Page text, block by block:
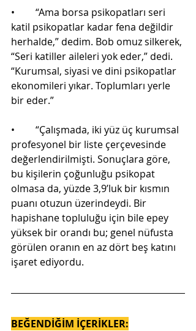
•	“Ama borsa psikopatları seri
katil psikopatlar kadar fena değildir
herhalde,” dedim. Bob omuz silkerek,
“Seri katiller aileleri yok eder,” dedi.
“Kurumsal, siyasi ve dini psikopatlar
ekonomileri yıkar. Toplumları yerle
bir eder.”
•	“Çalışmada, iki yüz üç kurumsal
profesyonel bir liste çerçevesinde
değerlendirilmişti. Sonuçlara göre,
bu kişilerin çoğunluğu psikopat
olmasa da, yüzde 3,9’luk bir kısmın
puanı otuzun üzerindeydi. Bir
hapishane topluluğu için bile epey
yüksek bir orandı bu; genel nüfusta
görülen oranın en az dört beş katını
işaret ediyordu.
BEĞENDİĞİM İÇERİKLER: